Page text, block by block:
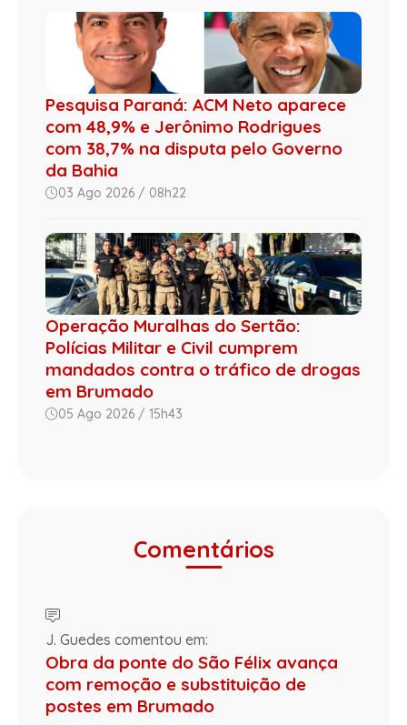
Pesquisa Paraná: ACM Neto aparece
com 48,9% e Jerônimo Rodrigues
com 38,7% na disputa pelo Governo
da Bahia
03 Ago 2026 / 08h22
Operação Muralhas do Sertão:
Polícias Militar e Civil cumprem
mandados contra o tráfico de drogas
em Brumado
05 Ago 2026 / 15h43
Comentários
J. Guedes comentou em:
Obra da ponte do São Félix avança
com remoção e substituição de
postes em Brumado